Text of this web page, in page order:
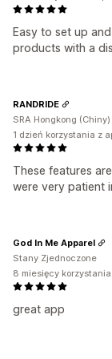
Easy to set up
products with a
These features
were very patient
RANDRIDE
SRA Hongkong (Chiny)
1 dzień korzystania z
great app
God In Me Apparel
Stany Zjednoczone
8 miesięcy